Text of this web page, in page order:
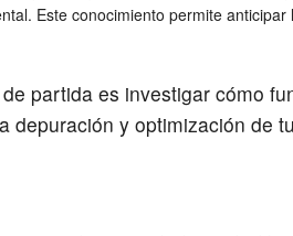
Este conocimiento permite
partida es investigar cómo
depuración y optimización de